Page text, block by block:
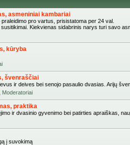
asmeniniai kambariai
pro vartus, prisistatoma per 24 val.
Kiekvienas sidabrinis narys turi savo
kūryba
švenraščiai
ir deives bei senojo pasaulio dvasias. Arijų
Moderatoriai
praktika
ir dvasinio gyvenimo bei patirties apraiškas,
į suvokimą